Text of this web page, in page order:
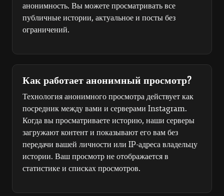
анонимность. Вы можете просматривать все
публичные истории, актуальное и посты без
ограничений.
Как работает анонимный просмотр?
Технология анонимного просмотра действует как
посредник между вами и серверами Instagram.
Когда вы просматриваете историю, наши серверы
загружают контент и показывают его вам без
передачи вашей личности или IP-адреса владельцу
истории. Ваш просмотр не отображается в
статистике и списках просмотров.